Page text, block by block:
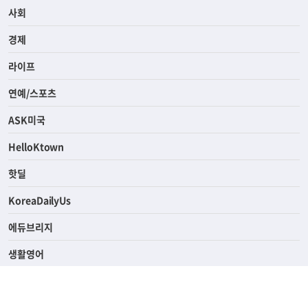
사회
경제
라이프
연예/스포츠
ASK미국
HelloKtown
핫딜
KoreaDailyUs
에듀브리지
생활영어